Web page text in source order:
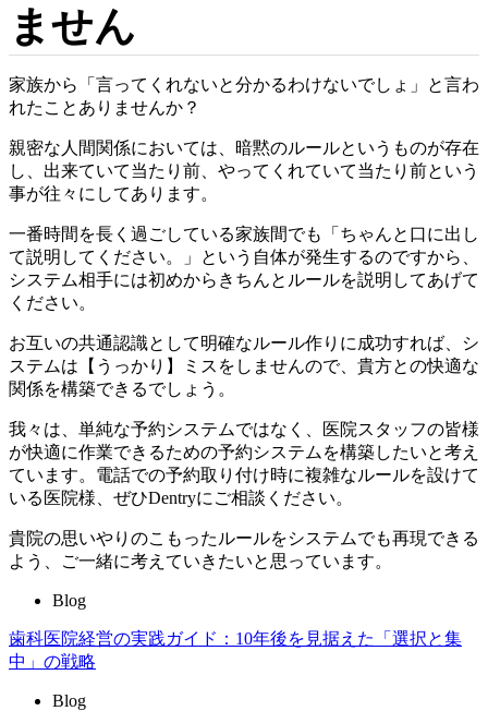
ません
家族から「言ってくれないと分かるわけないでしょ」と言わ
れたことありませんか？
親密な人間関係においては、暗黙のルールというものが存在
し、出来ていて当たり前、やってくれていて当たり前という
事が往々にしてあります。
一番時間を長く過ごしている家族間でも「ちゃんと口に出し
て説明してください。」という自体が発生するのですから、
システム相手には初めからきちんとルールを説明してあげて
ください。
お互いの共通認識として明確なルール作りに成功すれば、シ
ステムは【うっかり】ミスをしませんので、貴方との快適な
関係を構築できるでしょう。
我々は、単純な予約システムではなく、医院スタッフの皆様
が快適に作業できるための予約システムを構築したいと考え
ています。電話での予約取り付け時に複雑なルールを設けて
いる医院様、ぜひDentryにご相談ください。
貴院の思いやりのこもったルールをシステムでも再現できる
よう、ご一緒に考えていきたいと思っています。
Blog
歯科医院経営の実践ガイド：10年後を見据えた「選択と集
中」の戦略
Blog